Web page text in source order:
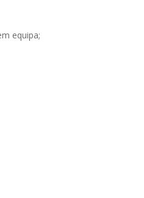
equipa;